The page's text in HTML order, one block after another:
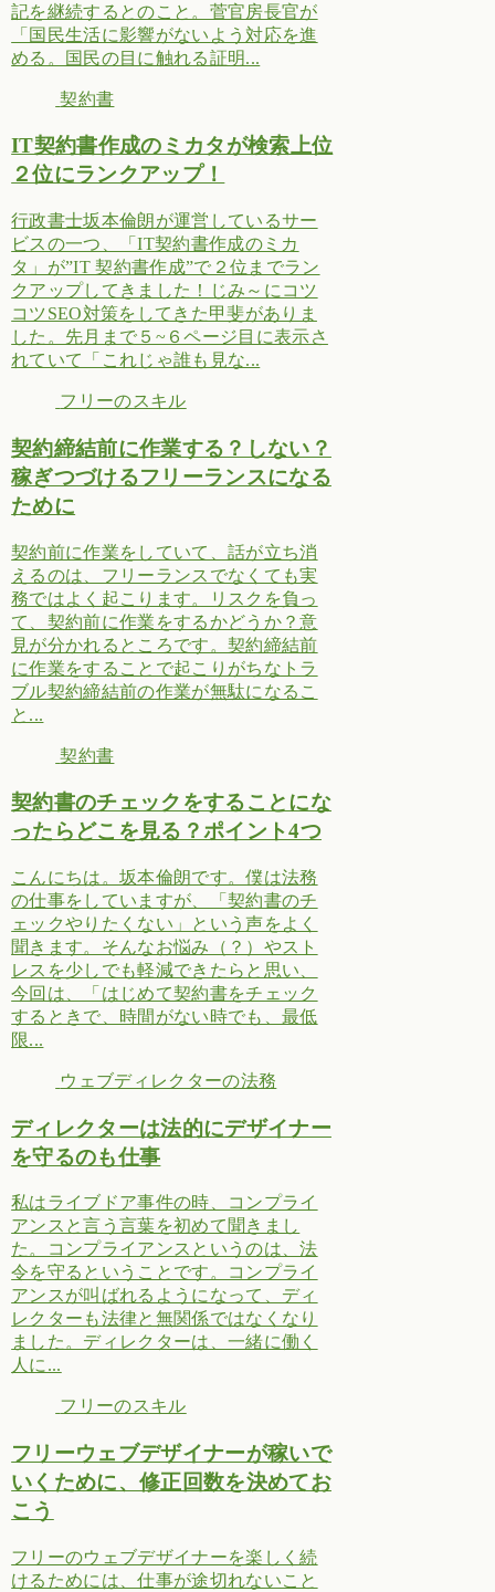
記を継続するとのこと。菅官房長官が
「国民生活に影響がないよう対応を進
める。国民の目に触れる証明...
契約書
IT契約書作成のミカタが検索上位
２位にランクアップ！
行政書士坂本倫朗が運営しているサー
ビスの一つ、「IT契約書作成のミカ
タ」が”IT 契約書作成”で２位までラン
クアップしてきました！じみ～にコツ
コツSEO対策をしてきた甲斐がありま
した。先月まで５~６ページ目に表示さ
れていて「これじゃ誰も見な...
フリーのスキル
契約締結前に作業する？しない？
稼ぎつづけるフリーランスになる
ために
契約前に作業をしていて、話が立ち消
えるのは、フリーランスでなくても実
務ではよく起こります。リスクを負っ
て、契約前に作業をするかどうか？意
見が分かれるところです。契約締結前
に作業をすることで起こりがちなトラ
ブル契約締結前の作業が無駄になるこ
と...
契約書
契約書のチェックをすることにな
ったらどこを見る？ポイント4つ
こんにちは。坂本倫朗です。僕は法務
の仕事をしていますが、「契約書のチ
ェックやりたくない」という声をよく
聞きます。そんなお悩み（？）やスト
レスを少しでも軽減できたらと思い、
今回は、「はじめて契約書をチェック
するときで、時間がない時でも、最低
限...
ウェブディレクターの法務
ディレクターは法的にデザイナー
を守るのも仕事
私はライブドア事件の時、コンプライ
アンスと言う言葉を初めて聞きまし
た。コンプライアンスというのは、法
令を守るということです。コンプライ
アンスが叫ばれるようになって、ディ
レクターも法律と無関係ではなくなり
ました。ディレクターは、一緒に働く
人に...
フリーのスキル
フリーウェブデザイナーが稼いで
いくために、修正回数を決めてお
こう
フリーのウェブデザイナーを楽しく続
けるためには、仕事が途切れないこと